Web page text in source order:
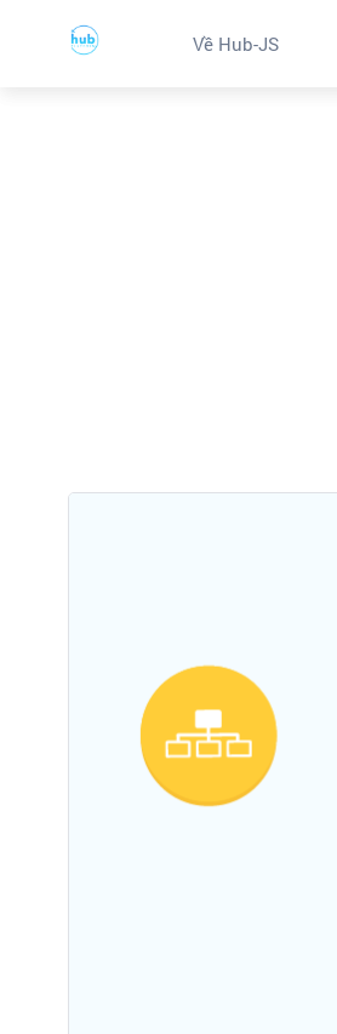
Về Hub-JS